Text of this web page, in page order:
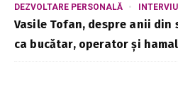
DEZVOLTARE PERSONALĂ
INTERVIU
Vasile Tofan, despre anii din
ca bucătar, operator și